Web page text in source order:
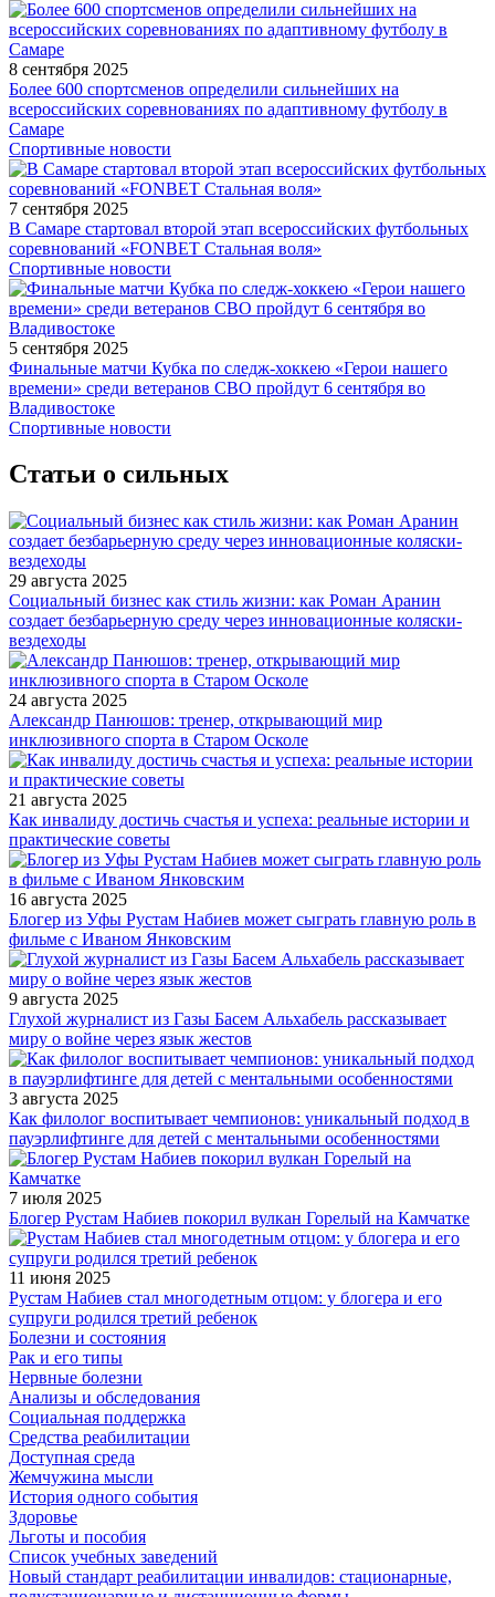
8 сентября 2025
Более 600 спортсменов определили сильнейших на
всероссийских соревнованиях по адаптивному футболу в
Самаре
Спортивные новости
7 сентября 2025
В Самаре стартовал второй этап всероссийских футбольных
соревнований «FONBET Стальная воля»
Спортивные новости
5 сентября 2025
Финальные матчи Кубка по следж-хоккею «Герои нашего
времени» среди ветеранов СВО пройдут 6 сентября во
Владивостоке
Спортивные новости
Статьи о сильных
29 августа 2025
Социальный бизнес как стиль жизни: как Роман Аранин
создает безбарьерную среду через инновационные коляски-
вездеходы
24 августа 2025
Александр Панюшов: тренер, открывающий мир
инклюзивного спорта в Старом Осколе
21 августа 2025
Как инвалиду достичь счастья и успеха: реальные истории и
практические советы
16 августа 2025
Блогер из Уфы Рустам Набиев может сыграть главную роль в
фильме с Иваном Янковским
9 августа 2025
Глухой журналист из Газы Басем Альхабель рассказывает
миру о войне через язык жестов
3 августа 2025
Как филолог воспитывает чемпионов: уникальный подход в
пауэрлифтинге для детей с ментальными особенностями
7 июля 2025
Блогер Рустам Набиев покорил вулкан Горелый на Камчатке
11 июня 2025
Рустам Набиев стал многодетным отцом: у блогера и его
супруги родился третий ребенок
Болезни и состояния
Рак и его типы
Нервные болезни
Анализы и обследования
Социальная поддержка
Средства реабилитации
Доступная среда
Жемчужина мысли
История одного события
Здоровье
Льготы и пособия
Список учебных заведений
Новый стандарт реабилитации инвалидов: стационарные,